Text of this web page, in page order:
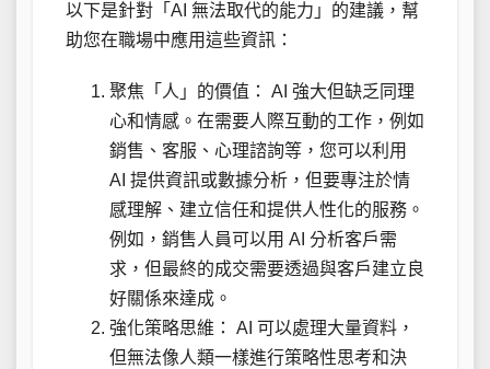
以下是針對「AI 無法取代的能力」的建議，幫
助您在職場中應用這些資訊：
聚焦「人」的價值： AI 強大但缺乏同理
心和情感。在需要人際互動的工作，例如
銷售、客服、心理諮詢等，您可以利用
AI 提供資訊或數據分析，但要專注於情
感理解、建立信任和提供人性化的服務。
例如，銷售人員可以用 AI 分析客戶需
求，但最終的成交需要透過與客戶建立良
好關係來達成。
強化策略思維： AI 可以處理大量資料，
但無法像人類一樣進行策略性思考和決